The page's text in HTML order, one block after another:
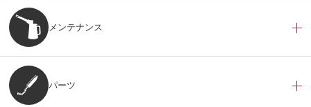
メンテナンス
パーツ